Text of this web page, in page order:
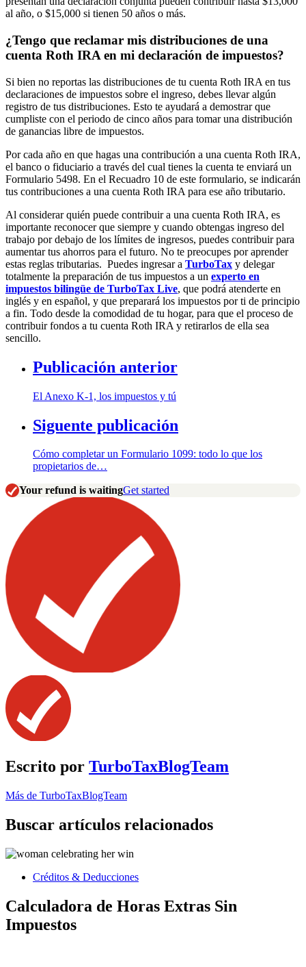
al año, o $15,000 si tienen 50 años o más.
¿Tengo que reclamar mis distribuciones de una
cuenta Roth IRA en mi declaración de impuestos?
Si bien no reportas las distribuciones de tu cuenta Roth IRA en tus
declaraciones de impuestos sobre el ingreso, debes llevar algún
registro de tus distribuciones. Esto te ayudará a demostrar que
cumpliste con el periodo de cinco años para tomar una distribución
de ganancias libre de impuestos.
Por cada año en que hagas una contribución a una cuenta Roth IRA,
el banco o fiduciario a través del cual tienes la cuenta te enviará un
Formulario 5498. En el Recuadro 10 de este formulario, se indicarán
tus contribuciones a una cuenta Roth IRA para ese año tributario.
Al considerar quién puede contribuir a una cuenta Roth IRA, es
importante reconocer que siempre y cuando obtengas ingreso del
trabajo por debajo de los límites de ingresos, puedes contribuir para
aumentar tus ahorros para el futuro. No te preocupes por aprender
estas reglas tributarias. Puedes ingresar a TurboTax y delegar
totalmente la preparación de tus impuestos a un experto en
impuestos bilingüe de TurboTax Live, que podrá atenderte en
inglés y en español, y que preparará los impuestos por ti de principio
a fin. Todo desde la comodidad de tu hogar, para que el proceso de
contribuir fondos a tu cuenta Roth IRA y retirarlos de ella sea
sencillo.
Publicación anterior
El Anexo K-1, los impuestos y tú
Siguente publicación
Cómo completar un Formulario 1099: todo lo que los
propietarios de…
Your refund is waitingGet started
Escrito por TurboTaxBlogTeam
Más de TurboTaxBlogTeam
Buscar artículos relacionados
Créditos & Deducciones
Calculadora de Horas Extras Sin
Impuestos